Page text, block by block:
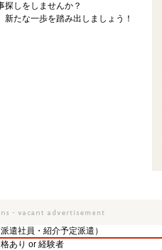
探しをしませんか？
新たな一歩を踏み出しましょう！
遣社員・紹介予定派遣）
あり or 経験者